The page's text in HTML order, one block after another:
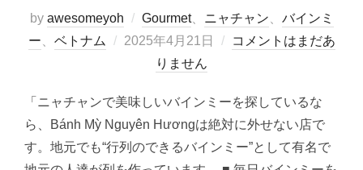
by awesomeyoh Gourmet、 ニャチャン
バインミ
ー
ベトナム
投
2025年4月21日
コメントはまだあ
りません
「ニャチャンで美味しいバインミーを探しているな
ら、Bánh Mỳ Nguyên Hươngは絶対に外せない店で
す。地元でも“行列のできるバインミー”として有名で